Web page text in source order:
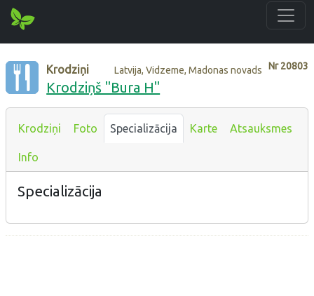
Nr20803
Krodziņi Latvija, Vidzeme, Madonas novads
Krodziņš "Bura H"
Krodziņi Foto Specializācija Karte Atsauksmes
Info
Specializācija